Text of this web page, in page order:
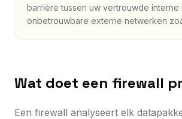
barrière tussen uw vertrouwde interne
onbetrouwbare externe netwerken
Wat doet een firewall
Een firewall analyseert elk